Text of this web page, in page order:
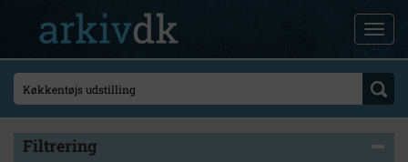
Filtrering